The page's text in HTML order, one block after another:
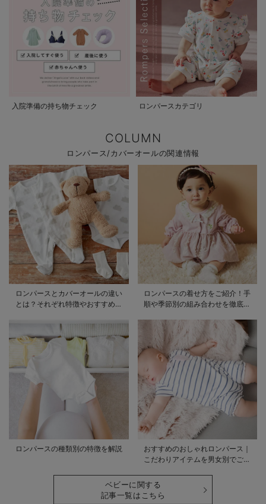
入院準備の持ち物チェック ロンパースカテゴリ
COLUMN
ロンパース/カバーオールの関連情報
ロンパースとカバーオールの違い
とは？それぞれ特徴やおすすめ商
ロンパースの着せ方をご紹介！手
順や季節別の組み合わせを徹底解
ロンパースの種類別の特徴を解説
おすすめのおしゃれロンパース｜
こだわりアイテムを男女別でご紹
ベビーに関する
記事一覧はこちら